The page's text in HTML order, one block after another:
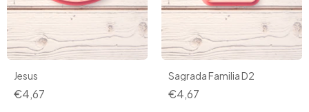
Jesus
€4,67
Sagrada Familia D2
€4,67